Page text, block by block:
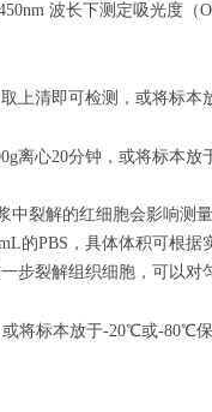
波长下测定吸光度（
上清即可检测，或将标
离心20分钟，或将标本放
中裂解的红细胞会影响测
的PBS，具体体积可根
步裂解组织细胞，可以
或将标本放于-20℃或-80℃